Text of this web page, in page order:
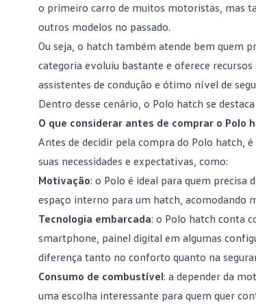
o primeiro carro de muitos motoristas, mas
outros modelos no passado.
Ou seja, o hatch também atende bem quem
categoria evoluiu bastante e oferece
assistentes de condução e ótimo nível de
Dentro desse cenário, o Polo hatch se
O que considerar antes de comprar o Polo
Antes de decidir pela compra do Polo hatch,
suas necessidades e expectativas, como:
Motivação: o Polo é ideal para quem precisa
espaço interno para um hatch, acomodando
Tecnologia embarcada: o Polo hatch conta
smartphone, painel digital em algumas
diferença tanto no conforto quanto na
Consumo de combustível: a depender da
uma escolha interessante para quem quer